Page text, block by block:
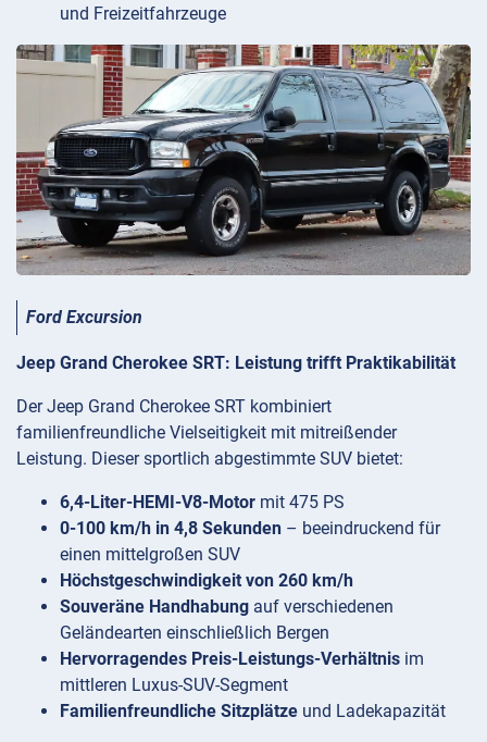
und Freizeitfahrzeuge
Ford Excursion
Jeep Grand Cherokee SRT: Leistung trifft Praktikabilität
Der Jeep Grand Cherokee SRT kombiniert
familienfreundliche Vielseitigkeit mit mitreißender
Leistung. Dieser sportlich abgestimmte SUV bietet:
6,4-Liter-HEMI-V8-Motor mit 475 PS
0-100 km/h in 4,8 Sekunden – beeindruckend für
einen mittelgroßen SUV
Höchstgeschwindigkeit von 260 km/h
Souveräne Handhabung auf verschiedenen
Geländearten einschließlich Bergen
Hervorragendes Preis-Leistungs-Verhältnis im
mittleren Luxus-SUV-Segment
Familienfreundliche Sitzplätze und Ladekapazität